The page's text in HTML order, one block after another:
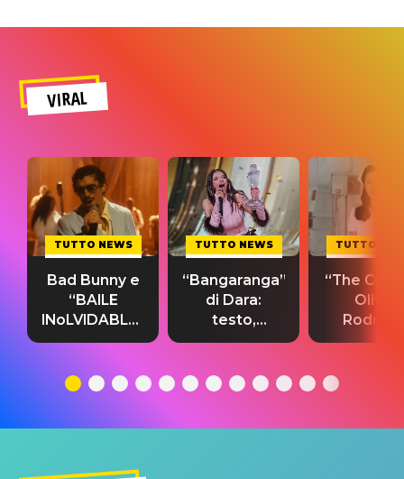
VIRAL
TUTTO NEWS
Bad Bunny e
“BAILE
INoLVIDABLE”:
testo,
significato
TUTTO NEWS
“Bangaranga”
di Dara:
testo,
traduzione e
del singolo
TUTTO
“The
Olivia
testo,